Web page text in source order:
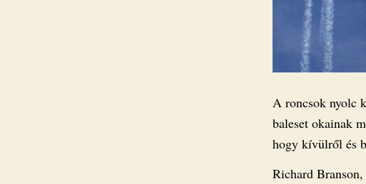
A roncsok nyolc
baleset okainak
hogy kívülről és
Richard